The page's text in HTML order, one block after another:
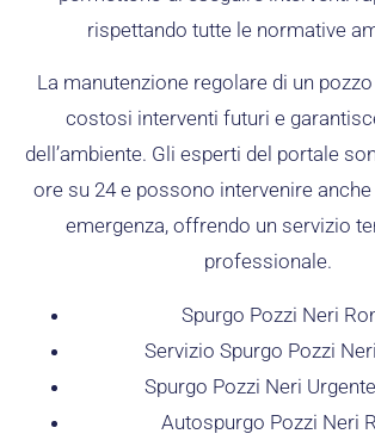
rispettando tutte le normative
La manutenzione regolare di un
costosi interventi futuri e
dell’ambiente. Gli esperti del portale
ore su 24 e possono intervenire
emergenza, offrendo un servizio
professionale.
Spurgo Pozzi Neri
Servizio Spurgo Pozzi
Spurgo Pozzi Neri
Autospurgo Pozzi Neri